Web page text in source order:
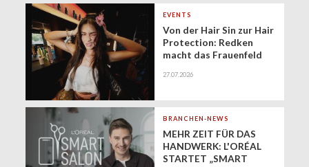
(Minijobs)
EVENTS
Von der Hair Sin zur Hair
Protection: Redken
macht das Frauenfeld
gesundes Haar
27.07.2026
BRANCHEN-NEWS
MEHR ZEIT FÜR DAS
HANDWERK: L'ORÉAL
STARTET „SMART